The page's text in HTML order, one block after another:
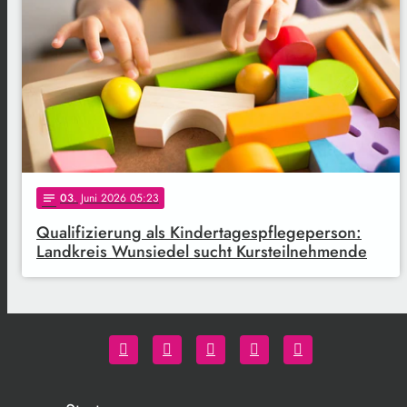
notes 03. Juni 2026 05:23
Qualifizierung als Kindertagespflegeperson:
Landkreis Wunsiedel sucht Kursteilnehmende